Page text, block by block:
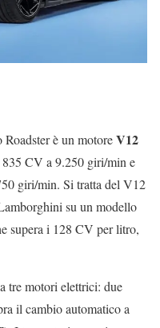
è un motoreV12
CV a 9.250 giri/min e
giri/min. Si tratta del V12
su un modello
supera i 128 CV per litro,
tre motori elettrici: due
il cambio automatico a